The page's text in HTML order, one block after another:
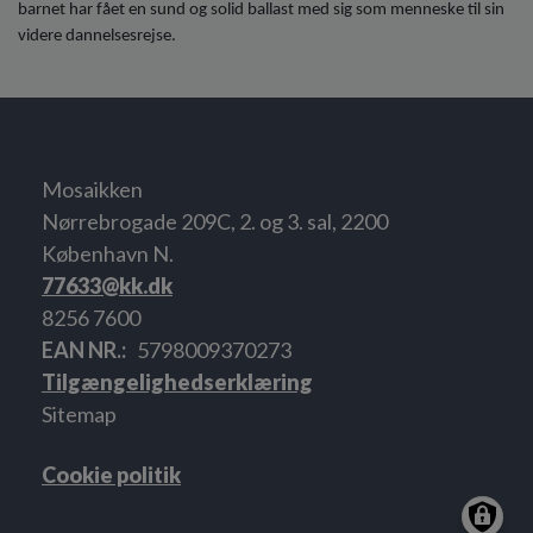
barnet har fået en sund og solid ballast med sig som menneske til sin
videre dannelsesrejse.
Mosaikken
Nørrebrogade 209C, 2. og 3. sal, 2200
København N.
77633@kk.dk
8256 7600
EAN NR.
5798009370273
Tilgængelighedserklæring
Sitemap
Cookie politik